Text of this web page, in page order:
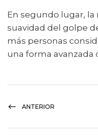
En segundo lugar, la
suavidad del golpe
más personas
una forma avanzada
ANTERIOR